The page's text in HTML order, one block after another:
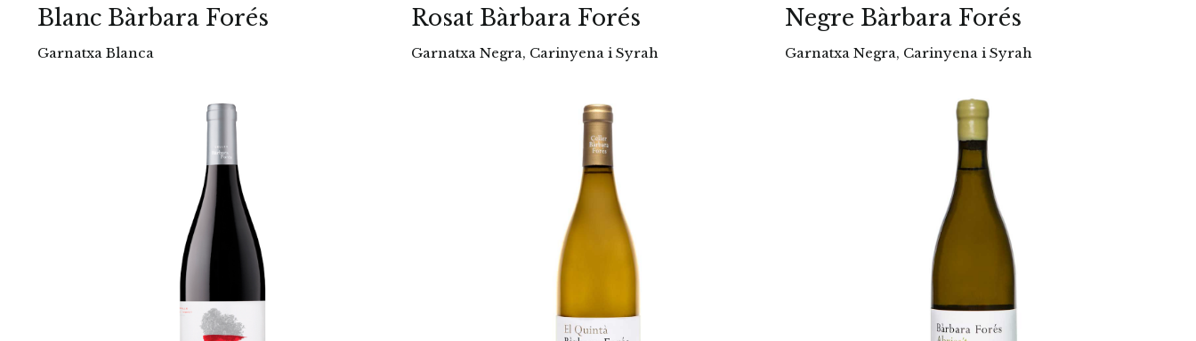
Blanc Bàrbara Forés
Garnatxa Blanca
Rosat Bàrbara Forés
Garnatxa Negra, Carinyena i Syrah
Negre Bàrbara Forés
Garnatxa Negra, Carinyena i Syrah